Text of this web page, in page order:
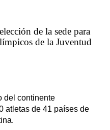
de la sede para
de la Juventud
del continente
atletas de 41 países de